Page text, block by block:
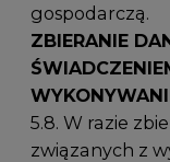
gospodarczą.
ZBIERANIE
5.8. W razie
związanych z